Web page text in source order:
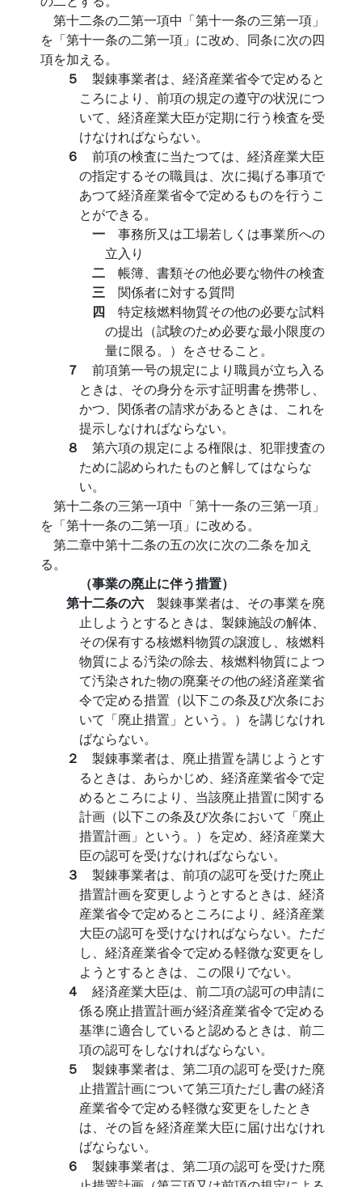
第十二条の二第一項中「第十一条の三第一項」
を「第十一条の二第一項」に改め、同条に次の四
項を加える。
５ 製錬事業者は、経済産業省令で定めると
ころにより、前項の規定の遵守の状況につ
いて、経済産業大臣が定期に行う検査を受
けなければならない。
６ 前項の検査に当たつては、経済産業大臣
の指定するその職員は、次に掲げる事項で
あつて経済産業省令で定めるものを行うこ
とができる。
一 事務所又は工場若しくは事業所への
立入り
二 帳簿、書類その他必要な物件の検査
三 関係者に対する質問
四 特定核燃料物質その他の必要な試料
の提出（試験のため必要な最小限度の
量に限る。）をさせること。
７ 前項第一号の規定により職員が立ち入る
ときは、その身分を示す証明書を携帯し、
かつ、関係者の請求があるときは、これを
提示しなければならない。
８ 第六項の規定による権限は、犯罪捜査の
ために認められたものと解してはならな
い。
第十二条の三第一項中「第十一条の三第一項」
を「第十一条の二第一項」に改める。
第二章中第十二条の五の次に次の二条を加え
る。
（事業の廃止に伴う措置）
第十二条の六 製錬事業者は、その事業を廃
止しようとするときは、製錬施設の解体、
その保有する核燃料物質の譲渡し、核燃料
物質による汚染の除去、核燃料物質によつ
て汚染された物の廃棄その他の経済産業省
令で定める措置（以下この条及び次条にお
いて「廃止措置」という。）を講じなけれ
ばならない。
２ 製錬事業者は、廃止措置を講じようとす
るときは、あらかじめ、経済産業省令で定
めるところにより、当該廃止措置に関する
計画（以下この条及び次条において「廃止
措置計画」という。）を定め、経済産業大
臣の認可を受けなければならない。
３ 製錬事業者は、前項の認可を受けた廃止
措置計画を変更しようとするときは、経済
産業省令で定めるところにより、経済産業
大臣の認可を受けなければならない。ただ
し、経済産業省令で定める軽微な変更をし
ようとするときは、この限りでない。
４ 経済産業大臣は、前二項の認可の申請に
係る廃止措置計画が経済産業省令で定める
基準に適合していると認めるときは、前二
項の認可をしなければならない。
５ 製錬事業者は、第二項の認可を受けた廃
止措置計画について第三項ただし書の経済
産業省令で定める軽微な変更をしたとき
は、その旨を経済産業大臣に届け出なけれ
ばならない。
６ 製錬事業者は、第二項の認可を受けた廃